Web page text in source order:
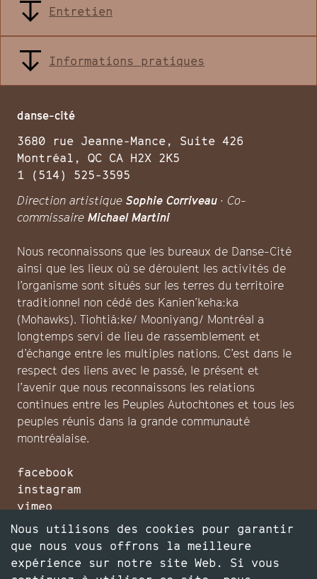
Nous utilisons des cookies pour garantir
que nous vous offrons la meilleure
expérience sur notre site Web. Si vous
Entretien
Informations pratiques
danse-cité
3680 rue Jeanne-Mance, Suite 426
Montréal, QC CA H2X 2K5
1 (514) 525-3595
Direction artistique Sophie Corriveau · Co-
commissaire Michael Martini
Nous reconnaissons que les bureaux de Danse-Cité
ainsi que les lieux où se déroulent les activités de
l’organisme sont situés sur les terres du territoire
traditionnel non cédé des Kanien’keha:ka
(Mohawks). Tiohtiá:ke/ Mooniyang/ Montréal a
longtemps servi de lieu de rassemblement et
d’échange entre les multiples nations. C’est dans le
respect des liens avec le passé, le présent et
l’avenir que nous reconnaissons les relations
continues entre les Peuples Autochtones et tous les
peuples réunis dans la grande communauté
montréalaise.
facebook
instagram
vimeo
infolettre
faire un don